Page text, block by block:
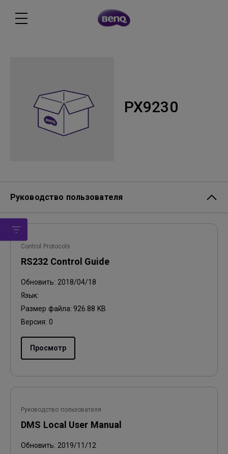
PX9230
Руководство пользователя
Control Protocols
RS232 Control Guide
Обновить: 2018/04/18
Язык:
Размер файла: 926.88 KB
Версия: 0
Просмотр
Руководство пользователя
DMS Local User Manual
Обновить: 2019/11/12